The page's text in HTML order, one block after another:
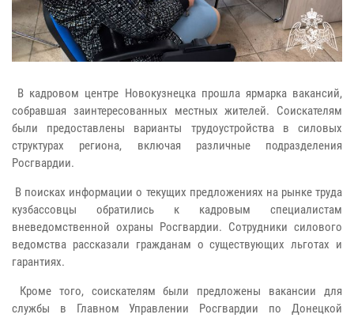
В кадровом центре Новокузнецка прошла ярмарка вакансий,
собравшая заинтересованных местных жителей. Соискателям
были предоставлены варианты трудоустройства в силовых
структурах региона, включая различные подразделения
Росгвардии.
В поисках информации о текущих предложениях на рынке труда
кузбассовцы обратились к кадровым специалистам
вневедомственной охраны Росгвардии. Сотрудники силового
ведомства рассказали гражданам о существующих льготах и
гарантиях.
Кроме того, соискателям были предложены вакансии для
службы в Главном Управлении Росгвардии по Донецкой